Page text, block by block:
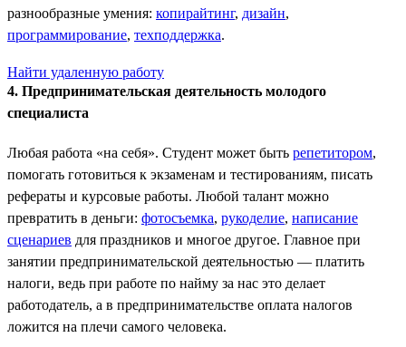
разнообразные умения: копирайтинг, дизайн,
программирование, техподдержка.
Найти удаленную работу
4. Предпринимательская деятельность молодого
специалиста
Любая работа «на себя». Студент может быть репетитором,
помогать готовиться к экзаменам и тестированиям, писать
рефераты и курсовые работы. Любой талант можно
превратить в деньги: фотосъемка, рукоделие, написание
сценариев для праздников и многое другое. Главное при
занятии предпринимательской деятельностью — платить
налоги, ведь при работе по найму за нас это делает
работодатель, а в предпринимательстве оплата налогов
ложится на плечи самого человека.